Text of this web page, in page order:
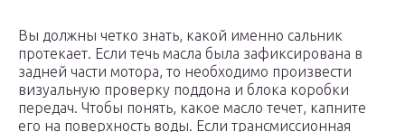
Вы должны четко знать, какой именно сальник
протекает. Если течь масла была зафиксирована в
задней части мотора, то необходимо произвести
визуальную проверку поддона и блока коробки
передач. Чтобы понять, какое масло течет, капните
его на поверхность воды. Если трансмиссионная